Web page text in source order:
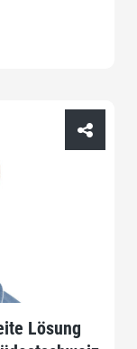
Lösung